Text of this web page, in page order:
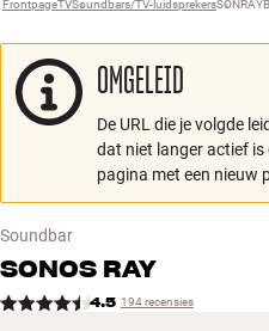
Koptelefoons
Surround
Tv
Systeem
Kabels
Frontpage ›
TV ›
Soundbars/TV-luidsprekers ›
OMGELEID
De URL die je volgde
dat niet langer actief is
pagina met een nieuw
Soundbar
SONOS RAY
4.5 194 recensies